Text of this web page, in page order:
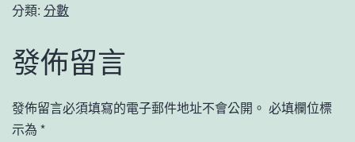
分類: 分數
發佈留言
發佈留言必須填寫的電子郵件地址不會公開。 必填欄位標
示為 *